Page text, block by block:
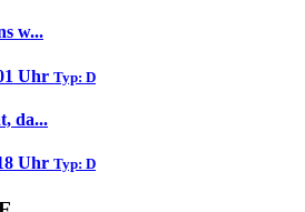
w...
Uhr Typ: D
da...
Uhr Typ: D